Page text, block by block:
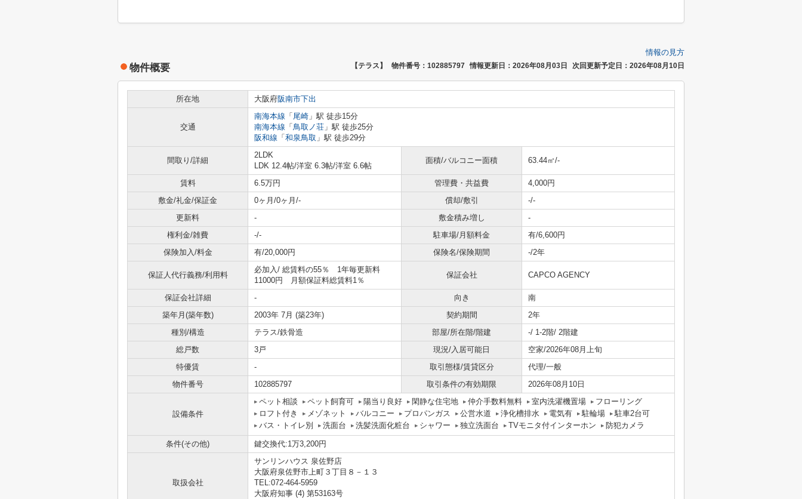
情報の見方
物件概要 【テラス】 物件番号：102885797 情報更新日：2026年08月03日 次回更新予定日：2026年08月10日
所在地 大阪府阪南市下出
交通
南海本線 「 尾崎 」駅 徒歩15分
南海本線 「 鳥取ノ荘 」駅 徒歩25分
阪和線 「 和泉鳥取 」駅 徒歩29分
間取り/詳細
2LDK
LDK 12.4帖/洋室 6.3帖/洋室 6.6帖
面積/バルコニー面積 63.44㎡/-
賃料 6.5万円 管理費・共益費
4,000円
敷金/礼金/保証金
0ヶ月/0ヶ月/- 償却/敷引
-/-
更新料
- 敷金積み増し
-
権利金/雑費
-/- 駐車場/月額料金
有/6,600円
保険加入/料金
有/20,000円 保険名/保険期間 -/2年
保証人代行義務/利用料
必加入/ 総賃料の55％ 1年毎更新料
11000円 月額保証料総賃料1％
保証会社 CAPCO AGENCY
保証会社詳細 - 向き
南
築年月(築年数)
2003年 7月 (築23年) 契約期間
2年
種別/構造
テラス/鉄骨造 部屋/所在階/階建
-/ 1-2階/ 2階建
総戸数
3戸 現況/入居可能日
空家/2026年08月上旬
特優賃
- 取引態様/賃貸区分
代理/一般
物件番号
102885797 取引条件の有効期限 2026年08月10日
設備条件
ペット相談 ペット飼育可 陽当り良好 閑静な住宅地 仲介手数料無料 室内洗濯機置場
フローリング
ロフト付き
メゾネット バルコニー プロパンガス 公営水道 浄化槽排水 電気有 駐輪場
駐車2台可
バス・トイレ別
洗面台 洗髪洗面化粧台 シャワー 独立洗面台 TVモニタ付インターホン 防犯カメラ
条件(その他) 鍵交換代:1万3,200円
取扱会社
サンリンハウス 泉佐野店
大阪府泉佐野市上町３丁目８－１３
TEL:072-464-5959
大阪府知事 (4) 第53163号